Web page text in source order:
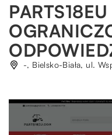
-, Bielsko-Biała, ul.